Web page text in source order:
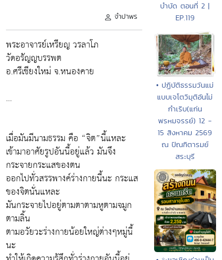
จำปาพร
พระอาจารย์เหรียญ วรลาโภ
วัดอรัญญบรรพต
อ.ศรีเชียงใหม่ จ.หนองคาย
...
เมื่อมันมีนามธรรม คือ “จิต”นี้แหละ
เข้ามาอาศัยรูปอันนี้อยู่แล้ว มันจึง
กระจายกระแสของตน
ออกไปทั่วสรรพางค์ร่างกายนี้นะ กระแส
ของจิตนั่นแหละ
มันกระจายไปอยู่ตามตาตามหูตามจมูก
ตามลิ้น
ตามอวัยวะร่างกายน้อยใหญ่ต่างๆหมู่นี้
นะ
บำบัด ตอนที่ 2 |
EP.119
• ปฏิบัติธรรมวันแม่
แบบเจโตวิมุติอันไม่
กำเริบ(แก่น
พรหมจรรย์) 12 -
15 สิงหาคม 2569
ณ ปัณฑิตารมย์
สระบุรี